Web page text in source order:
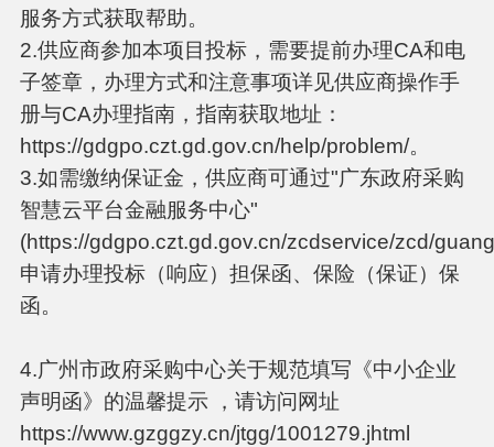
服务方式获取帮助。
2.供应商参加本项目投标，需要提前办理CA和电
子签章，办理方式和注意事项详见供应商操作手
册与CA办理指南，指南获取地址：
https://gdgpo.czt.gd.gov.cn/help/problem/。
3.如需缴纳保证金，供应商可通过"广东政府采购
智慧云平台金融服务中心"
(https://gdgpo.czt.gd.gov.cn/zcdservice/zcd/
申请办理投标（响应）担保函、保险（保证）保
函。
4.广州市政府采购中心关于规范填写《中小企业
声明函》的温馨提示 ，请访问网址
https://www.gzggzy.cn/jtgg/1001279.jhtml